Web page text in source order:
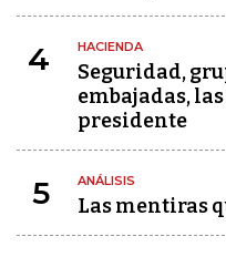
4 HACIENDA
Seguridad,
embajadas,
presidente
5 ANÁLISIS
Las mentiras